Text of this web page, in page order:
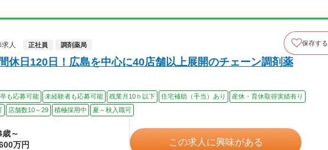
人
正社員 調剤薬局 保存する
休日120日！広島を中心に40店舗以上展開のチェーン調剤薬
も応募可能 未経験者も応募可能 残業月10ｈ以下 住宅補助（手当）あり
産休・育休取得実績有り
店舗数10～29 積極採用中 夏～秋入職可
歳～
万円
この求人に興味がある